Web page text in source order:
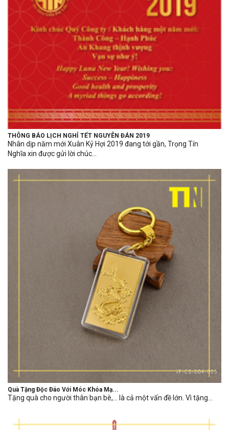
THÔNG BÁO LỊCH NGHỈ TẾT NGUYÊN ĐÁN 2019
Nhân dịp năm mới Xuân Kỷ Hợi 2019 đang tới gần, Trọng Tín
Nghĩa xin được gửi lời chúc...
Quà Tặng Độc Đáo Với Móc Khóa Mạ...
Tặng quà cho người thân bạn bè,… là cả một vấn đề lớn. Vì tặng...